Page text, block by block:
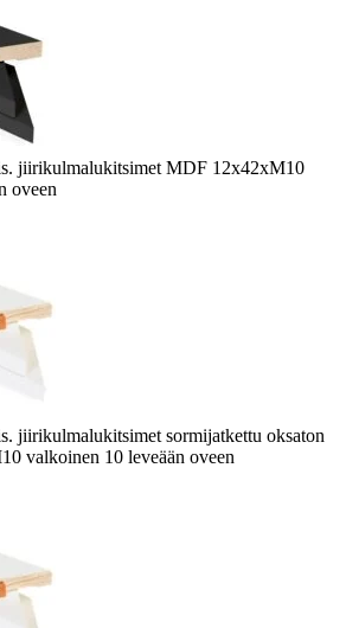
jiirikulmalukitsimet MDF 12x42xM10
oveen
jiirikulmalukitsimet sormijatkettu oksaton
valkoinen 10 leveään oveen